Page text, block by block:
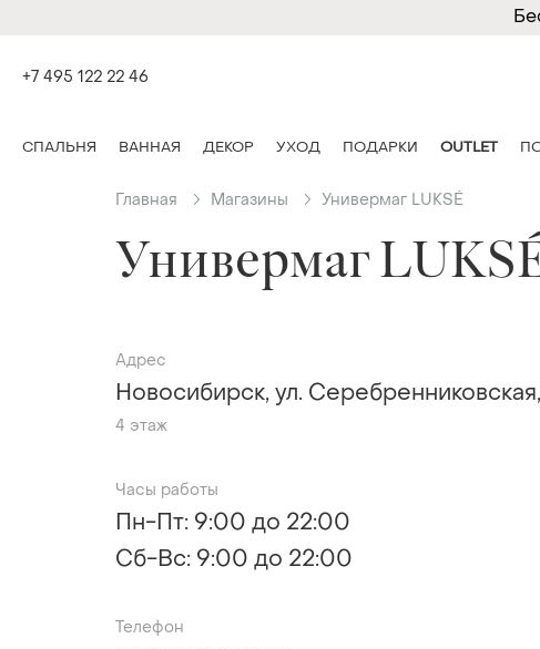
+7 495 122 22 46
СПАЛЬНЯ ВАННАЯ ДЕКОР УХОД ПОДАРКИ OUTLET
Главная Магазины Универмаг LUKSÉ
Универмаг
Адрес
Новосибирск, ул. Серебренниковская,
4 этаж
Часы работы
Пн-Пт: 9:00 до 22:00
Сб-Вс: 9:00 до 22:00
Телефон